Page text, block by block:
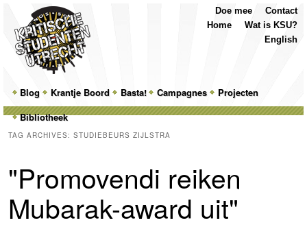
MainSkip
to
primary
content
Skip
to
secondary
content
Blog Krantje Boord Basta! Campagnes
Projecten
Bibliotheek
Contact
Doe mee
Wat is KSU?
Home
English
TAG ARCHIVES: STUDIEBEURS ZIJLSTRA
"Promovendi reiken
Mubarak-award uit"